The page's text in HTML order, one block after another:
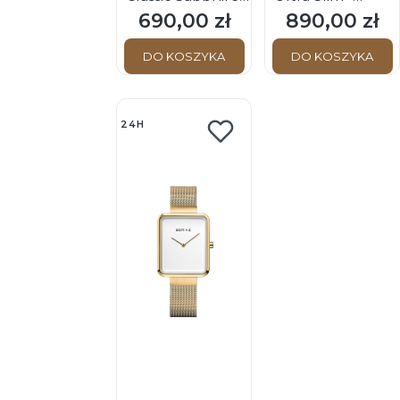
Damski - Zegarek
kwarcowy
Cena
690,00 zł
DO KOSZYKA
Damski - Zegarek
kwarcowy
Cena
890,00 zł
DO KOSZYKA
24H